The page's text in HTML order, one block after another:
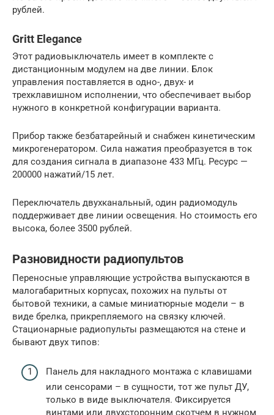
рублей.
Gritt Elegance
Этот радиовыключатель имеет в комплекте с
дистанционным модулем на две линии. Блок
управления поставляется в одно-, двух- и
трехклавишном исполнении, что обеспечивает выбор
нужного в конкретной конфигурации варианта.
Прибор также безбатарейный и снабжен кинетическим
микрогенератором. Сила нажатия преобразуется в ток
для создания сигнала в диапазоне 433 МГц. Ресурс —
200000 нажатий/15 лет.
Переключатель двухканальный, один радиомодуль
поддерживает две линии освещения. Но стоимость его
высока, более 3500 рублей.
Разновидности радиопультов
Переносные управляющие устройства выпускаются в
малогабаритных корпусах, похожих на пульты от
бытовой техники, а самые миниатюрные модели – в
виде брелка, прикрепляемого на связку ключей.
Стационарные радиопульты размещаются на стене и
бывают двух типов:
Панель для накладного монтажа с клавишами
или сенсорами – в сущности, тот же пульт ДУ,
только в виде выключателя. Фиксируется
винтами или двухсторонним скотчем в нужном